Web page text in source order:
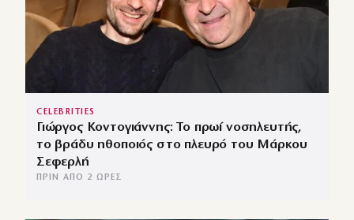
CELEBRITIES
Γιώργος Κοντογιάννης: Το πρωί νοσηλευτής,
το βράδυ ηθοποιός στο πλευρό του Μάρκου
Σεφερλή
ΠΡΙΝ ΑΠΌ 2 ΏΡΕΣ